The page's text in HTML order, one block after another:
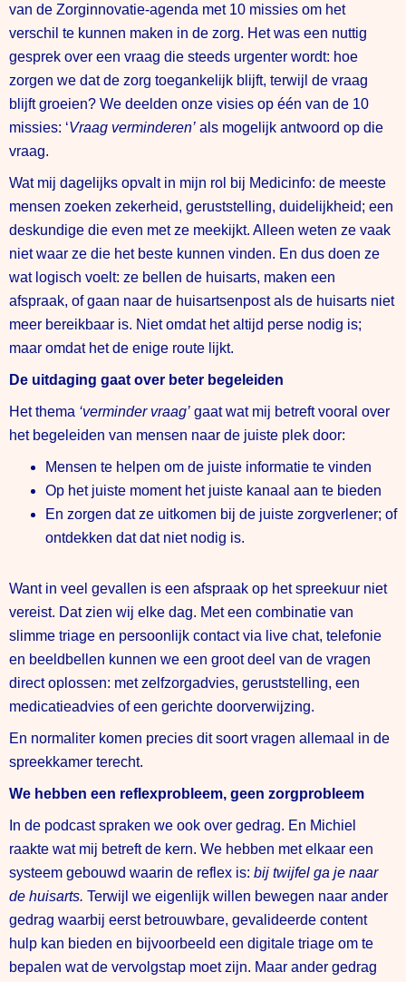
van de Zorginnovatie-agenda met 10 missies om het
verschil te kunnen maken in de zorg. Het was een nuttig
gesprek over een vraag die steeds urgenter wordt: hoe
zorgen we dat de zorg toegankelijk blijft, terwijl de vraag
blijft groeien? We deelden onze visies op één van de 10
missies: ‘Vraag verminderen’ als mogelijk antwoord op die
vraag.
Wat mij dagelijks opvalt in mijn rol bij Medicinfo: de meeste
mensen zoeken zekerheid, geruststelling, duidelijkheid; een
deskundige die even met ze meekijkt. Alleen weten ze vaak
niet waar ze die het beste kunnen vinden. En dus doen ze
wat logisch voelt: ze bellen de huisarts, maken een
afspraak, of gaan naar de huisartsenpost als de huisarts niet
meer bereikbaar is. Niet omdat het altijd perse nodig is;
maar omdat het de enige route lijkt.
De uitdaging gaat over beter begeleiden
Het thema ‘verminder vraag’ gaat wat mij betreft vooral over
het begeleiden van mensen naar de juiste plek door:
Mensen te helpen om de juiste informatie te vinden
Op het juiste moment het juiste kanaal aan te bieden
En zorgen dat ze uitkomen bij de juiste zorgverlener; of
ontdekken dat dat niet nodig is.
Want in veel gevallen is een afspraak op het spreekuur niet
vereist. Dat zien wij elke dag. Met een combinatie van
slimme triage en persoonlijk contact via live chat, telefonie
en beeldbellen kunnen we een groot deel van de vragen
direct oplossen: met zelfzorgadvies, geruststelling, een
medicatieadvies of een gerichte doorverwijzing.
En normaliter komen precies dit soort vragen allemaal in de
spreekkamer terecht.
We hebben een reflexprobleem, geen zorgprobleem
In de podcast spraken we ook over gedrag. En Michiel
raakte wat mij betreft de kern. We hebben met elkaar een
systeem gebouwd waarin de reflex is: bij twijfel ga je naar
de huisarts. Terwijl we eigenlijk willen bewegen naar ander
gedrag waarbij eerst betrouwbare, gevalideerde content
hulp kan bieden en bijvoorbeeld een digitale triage om te
bepalen wat de vervolgstap moet zijn. Maar ander gedrag